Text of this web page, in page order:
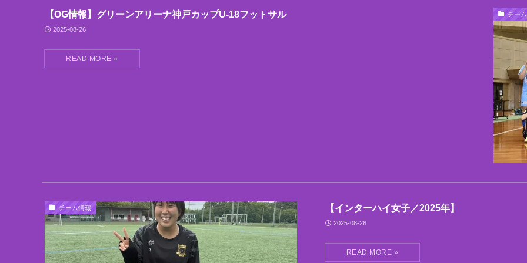
チー
【OG情報】グリーンアリーナ神戸カップU-18フットサル
2025-08-26
チーム情報 【インターハイ女子／2025年】
2025-08-26